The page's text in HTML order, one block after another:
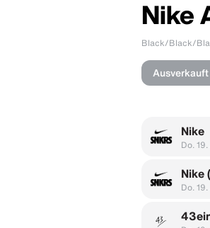
Nike
Black/Black/
Ausverkauft
Nike
Do.
Nike
Do.